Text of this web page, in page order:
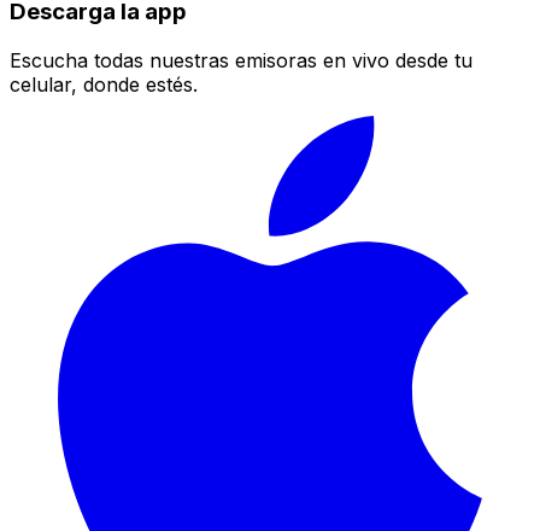
Descarga la app
Escucha todas nuestras emisoras en vivo desde tu
celular, donde estés.